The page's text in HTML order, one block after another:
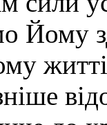
Йому